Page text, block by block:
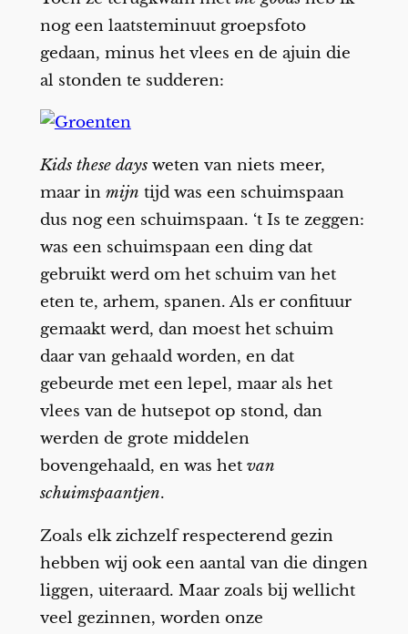
nog een laatsteminuut groepsfoto
gedaan, minus het vlees en de ajuin die
al stonden te sudderen:
Kids these daysweten van niets meer,
maar in mijn tijd was een schuimspaan
dus nog een schuimspaan. ‘t Is te zeggen:
was een schuimspaan een ding dat
gebruikt werd om het schuim van het
eten te, arhem, spanen. Als er confituur
gemaakt werd, dan moest het schuim
daar van gehaald worden, en dat
gebeurde met een lepel, maar als het
vlees van de hutsepot op stond, dan
werden de grote middelen
bovengehaald, en was het van
schuimspaantjen.
Zoals elk zichzelf respecterend gezin
hebben wij ook een aantal van die dingen
liggen, uiteraard. Maar zoals bij wellicht
veel gezinnen, worden onze